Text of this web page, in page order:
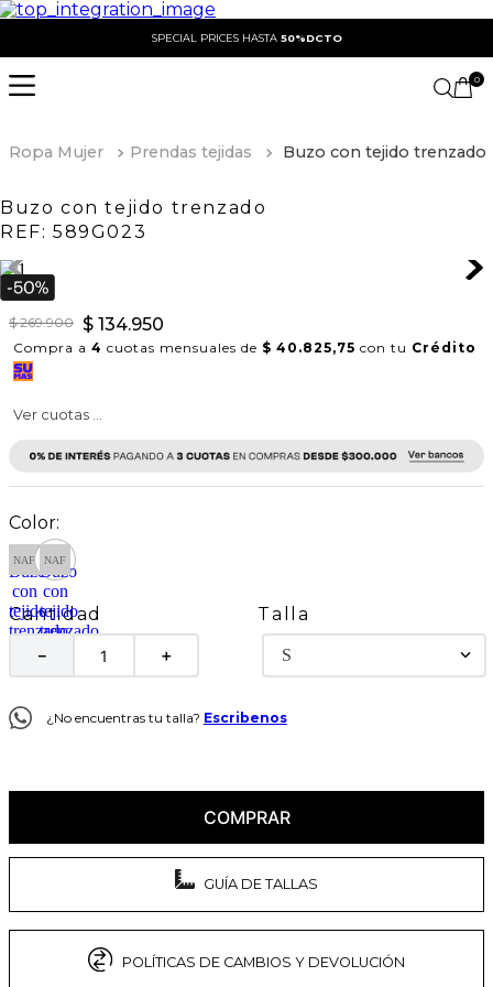
SPECIAL PRICES HASTA 50%DCTO
0
Ropa Mujer Prendas tejidas Buzo con tejido trenzado
Buzo con tejido trenzado
REF: 589G023
$ 269.900 $ 134.950
Compra a 4 cuotas mensuales de $ 40.825,75 con tu Crédito
Ver cuotas ...
Cantidad
＋
－
Talla
S
¿No encuentras tu talla? Escribenos
COMPRAR
GUÍA DE TALLAS
POLÍTICAS DE CAMBIOS Y DEVOLUCIÓN